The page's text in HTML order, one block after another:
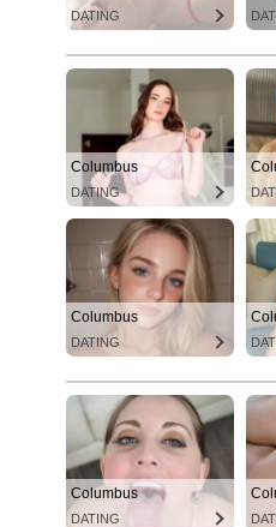
DATING
Columbus
DATING
Columbus
DATING
Columbus
DATING